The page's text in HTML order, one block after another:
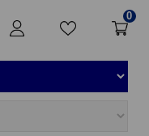
0